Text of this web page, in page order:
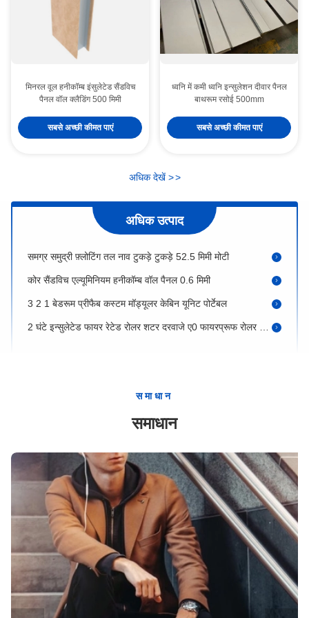
मिनरल वूल हनीकॉम्ब इंसुलेटेड सैंडविच
पैनल वॉल क्लैडिंग 500 मिमी
सबसे अच्छी कीमत पाएं
ध्वनि में कमी ध्वनि इन्सुलेशन दीवार पैनल
बाथरूम रसोई 500mm
सबसे अच्छी कीमत पाएं
अधिक देखें >>
अधिक उत्पाद
पीवीसी फाड़ना के साथ 50 मिमी समुद्री दीवार पैनल समग्र रॉक ऊन
विभाजन जहाज दीवार पैनल नौका विहार समुद्री उद्योग 3000mm
आधुनिक मॉड्यूलर केबिन प्रीफैब होम प्री फैब कॉटेज
कोर सैंडविच एल्यूमिनियम हनीकॉम्ब वॉल पैनल 0.6 मिमी
3 2 1 बेडरूम प्रीफैब कस्टम मॉड्यूलर केबिन यूनिट पोर्टेबल
रॉकवूल मरीन फ्लोटिंग फ्लोर सिस्टम मरीन
क्लैड इंसुलेशन एल्युमिनियम हनीकॉम्ब वॉल पैनल्स सिस्टम 500 मिमी
स्ट्रक्चरल एल्युमिनियम हनीकॉम्ब वॉल पैनल्स एल्युमिनियम इंसुलेटेड वॉल पैनल्स 50 मिमी
लाइटवेट शिप वॉल पैनल्स इंटीरियर कम्पोजिट रॉक वूल पीवीसी लैमिनेशन
ध्वनिरोधी ध्वनि इन्सुलेशन दीवार पैनल 3000 मिमी मैक्स
ध्वनि अवशोषित ध्वनिक इन्सुलेशन दीवार पैनल ध्वनि भिगोना दीवार बोर्ड 50 मिमी
नाव आंतरिक दीवार पैनल ध्वनिक 600 मिमी 500 मिमी
आंतरिक समुद्री दीवार पैनल 50 मिमी रॉकवूल समग्र पीवीसी फाड़ना
पीवीसी फाड़ना के साथ 50 मिमी समुद्री दीवार पैनल समग्र रॉक ऊन
समाधान
समाधान